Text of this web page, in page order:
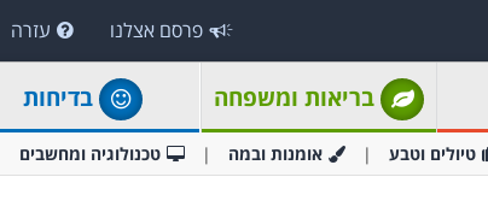
פרסם אצלנו עזרה
בריאות ומשפחה בדיחות
טיולים וטבע אומנות ובמה טכנולוגיה ומחשבים